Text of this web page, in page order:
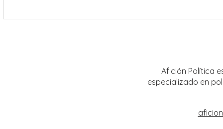
Afición Política
especializado en